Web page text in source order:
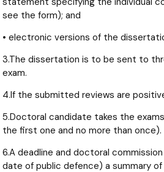
see the form); and
• electronic versions of the
3.The dissertation is to be sent to
exam.
4.If the submitted reviews are
5.Doctoral candidate takes the
the first one and no more than once).
6.A deadline and doctoral
date of public defence) a summary